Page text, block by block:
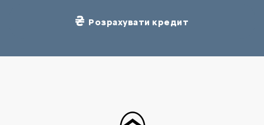
Розрахувати кредит